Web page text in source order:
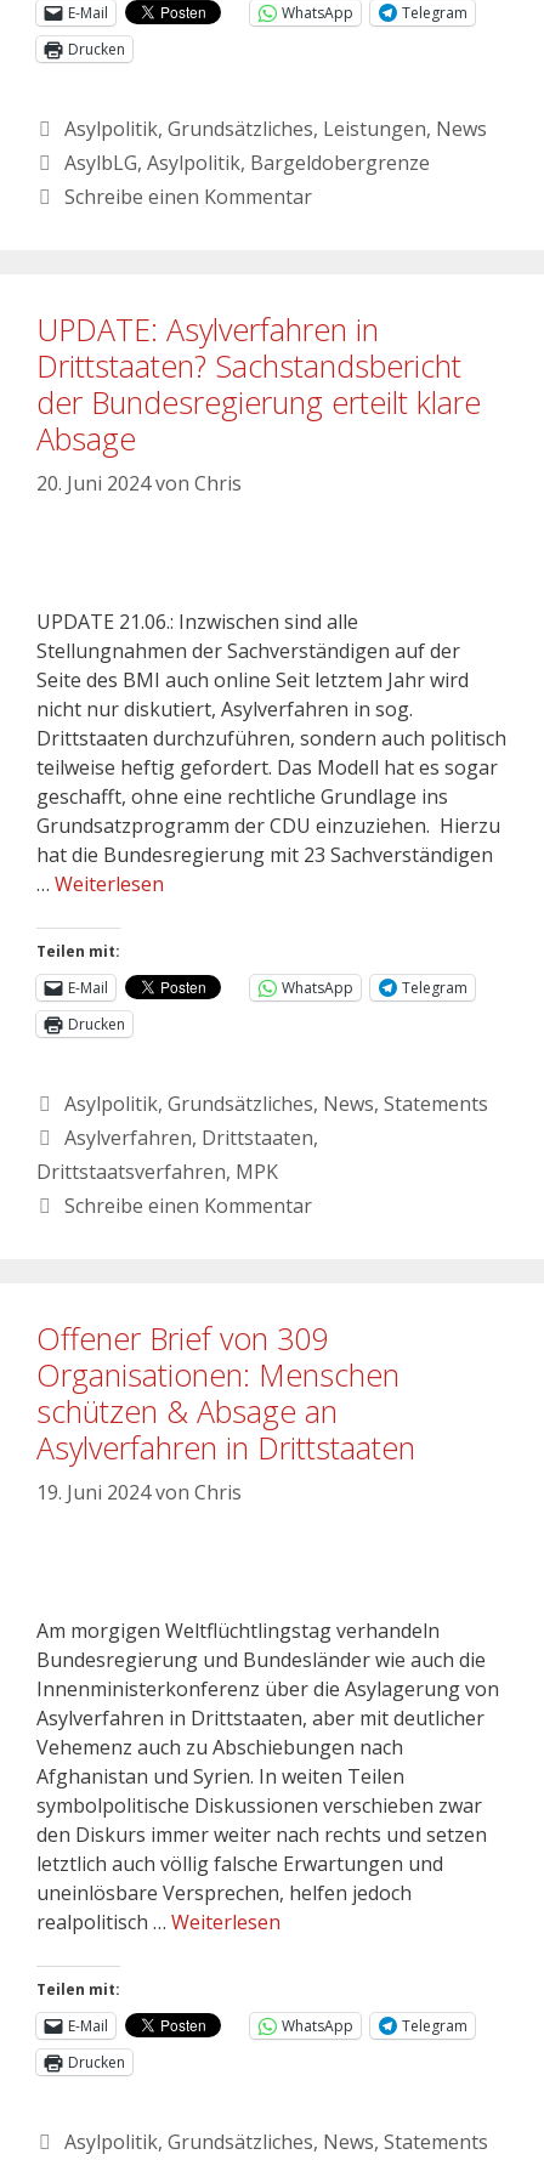
E-Mail
WhatsApp
Telegram
Drucken
Asylpolitik, Grundsätzliches, Leistungen, News
AsylbLG, Asylpolitik, Bargeldobergrenze
Schreibe einen Kommentar
UPDATE: Asylverfahren in
Drittstaaten? Sachstandsbericht
der Bundesregierung erteilt klare
Absage
20. Juni 2024von Chris
UPDATE 21.06.: Inzwischen sind alle
Stellungnahmen der Sachverständigen auf der
Seite des BMI auch online Seit letztem Jahr wird
nicht nur diskutiert, Asylverfahren in sog.
Drittstaaten durchzuführen, sondern auch politisch
teilweise heftig gefordert. Das Modell hat es sogar
geschafft, ohne eine rechtliche Grundlage ins
Grundsatzprogramm der CDU einzuziehen. Hierzu
hat die Bundesregierung mit 23 Sachverständigen
… Weiterlesen
Teilen mit:
E-Mail
WhatsApp
Telegram
Drucken
Asylpolitik, Grundsätzliches, News, Statements
Asylverfahren, Drittstaaten,
Drittstaatsverfahren, MPK
Schreibe einen Kommentar
Offener Brief von 309
Organisationen: Menschen
schützen & Absage an
Asylverfahren in Drittstaaten
19. Juni 2024von Chris
Am morgigen Weltflüchtlingstag verhandeln
Bundesregierung und Bundesländer wie auch die
Innenministerkonferenz über die Asylagerung von
Asylverfahren in Drittstaaten, aber mit deutlicher
Vehemenz auch zu Abschiebungen nach
Afghanistan und Syrien. In weiten Teilen
symbolpolitische Diskussionen verschieben zwar
den Diskurs immer weiter nach rechts und setzen
letztlich auch völlig falsche Erwartungen und
uneinlösbare Versprechen, helfen jedoch
realpolitisch … Weiterlesen
Teilen mit:
E-Mail
WhatsApp
Telegram
Drucken
Asylpolitik, Grundsätzliches, News, Statements